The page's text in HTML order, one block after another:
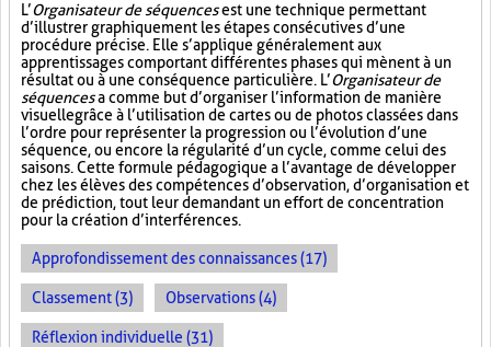
L’Organisateur de séquencesest une technique permettant
d’illustrer graphiquement les étapes consécutives d’une
procédure précise. Elle s’applique généralement aux
apprentissages comportant différentes phases qui mènent à un
résultat ou à une conséquence particulière. L’Organisateur de
séquencesa comme but d’organiser l’information de manière
visuellegrâce à l’utilisation de cartes ou de photos classées dans
l’ordre pour représenter la progression ou l’évolution d’une
séquence, ou encore la régularité d’un cycle, comme celui des
saisons. Cette formule pédagogique a l’avantage de développer
chez les élèves des compétences d’observation, d’organisation et
de prédiction, tout leur demandant un effort de concentration
pour la création d’interférences.
Approfondissement des connaissances (17)
Classement (3) Observations (4)
Réflexion individuelle (31)